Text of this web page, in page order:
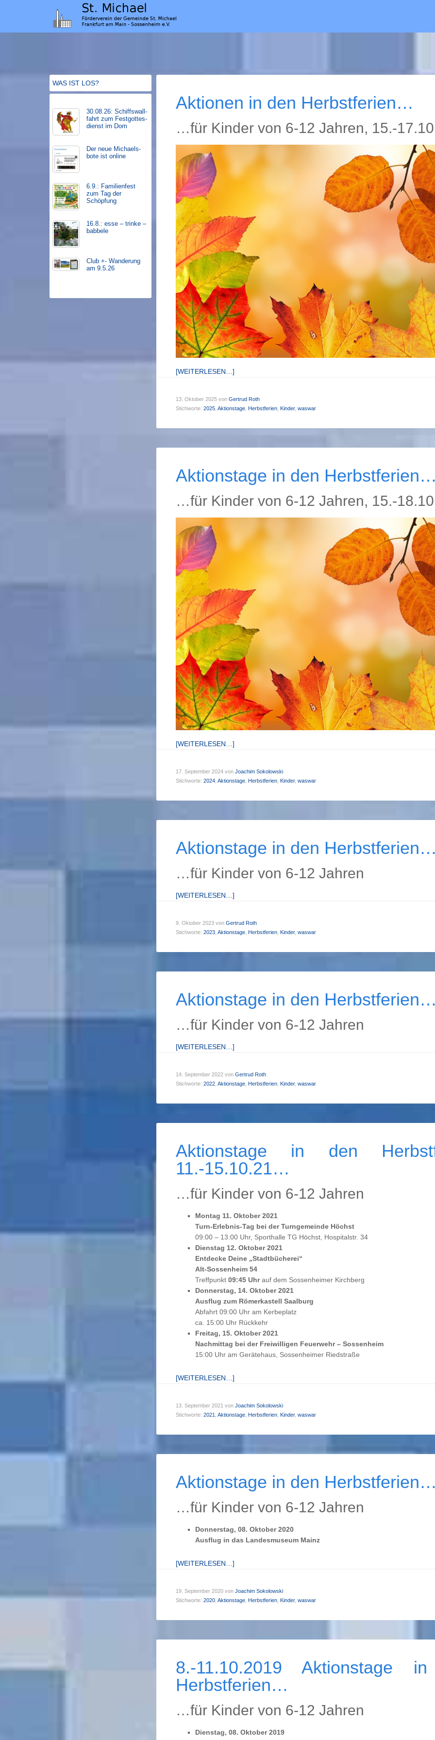
Aktionen in den Herbstferien…
…für Kinder von 6-12 Jahren, 15.-
[WEITERLESEN…]
13. Oktober 2025 von Gertrud Roth
Stichworte: 2025 Aktionstage Herbstferien Kinder, waswar
Aktionstage in den
…für Kinder von 6-12 Jahren, 15.-
[WEITERLESEN…]
17. September 2024 von Joachim Sokolowski
Stichworte: 2024 Aktionstage Herbstferien Kinder, waswar
Aktionstage in den
…für Kinder von 6-12 Jahren
[WEITERLESEN…]
9. Oktober 2023 von Gertrud Roth
Stichworte: 2023 Aktionstage Herbstferien Kinder, waswar
Aktionstage in den
…für Kinder von 6-12 Jahren
[WEITERLESEN…]
14. September 2022 von Gertrud Roth
Stichworte: 2022 Aktionstage Herbstferien Kinder, waswar
Aktions­tage in den
11.-15.10.21…
…für Kinder von 6-12 Jahren
Montag 11. Oktober 2021
Turn-Erlebnis-Tag bei der Turngemeinde Höchst
09:00 – 13:00 Uhr, Sporthalle TG Höchst, Hospitalstr. 34
Dienstag 12. Oktober 2021
Entdecke Deine „Stadtbücherei“
Alt-Sossenheim 54
Treffpunkt 09:45 Uhrauf dem Sossenheimer Kirchberg
Donnerstag, 14. Oktober 2021
Ausflug zum Römerkastell Saalburg
Abfahrt 09:00 Uhr am Kerbeplatz
ca. 15:00 Uhr Rückkehr
Freitag, 15. Oktober 2021
Nachmittag bei der Freiwilligen Feuerwehr – Sossenheim
15:00 Uhr am Gerätehaus, Sossenheimer Riedstraße
[WEITERLESEN…]
13. September 2021 von Joachim Sokolowski
Stichworte: 2021 Aktionstage Herbstferien Kinder, waswar
Aktionstage in den
…für Kinder von 6-12 Jahren
Donnerstag, 08. Oktober 2020
Ausflug in das Landesmuseum Mainz
[WEITERLESEN…]
19. September 2020 von Joachim Sokolowski
Stichworte: 2020 Aktionstage Herbstferien Kinder, waswar
8.-11.10.2019 Aktionstage
Herbstferien…
…für Kinder von 6-12 Jahren
Dienstag, 08. Oktober 2019
WAS IST LOS?
30.08.26: Schiffs­­wall­
fahr­t zum Fest­gott­es­
dienst im Dom
Der neue Michaels­
bote ist on­line
6.9.: Familienfest
zum Tag der
Schöpfung
16.8.: esse – trinke –
babbele
Club +- Wanderung
am 9.5.26